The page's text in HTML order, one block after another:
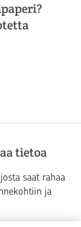
tietoa
saat rahaa
ja